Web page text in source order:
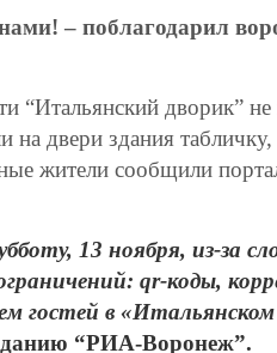
– поблагодарил
“Итальянский дворик”
двери здания табличку,
жители сообщили
13 ноября, из-за
qr-коды,
в «Итальянском
“РИА-Воронеж”.